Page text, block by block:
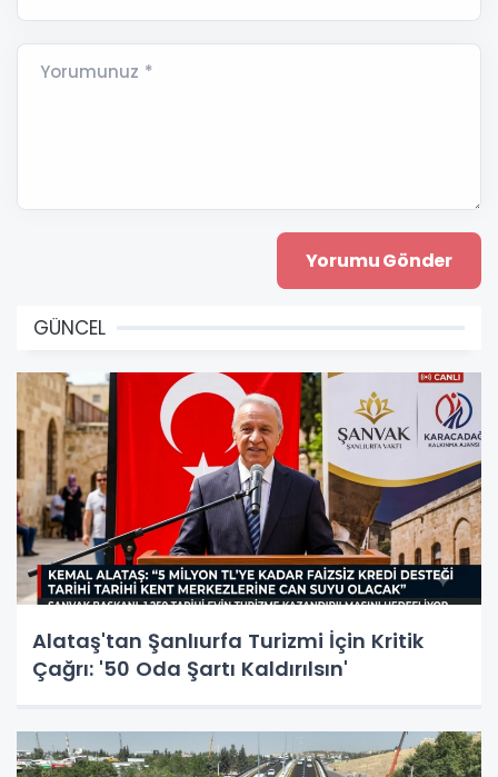
Yorumunuz *
GÜNCEL
Alataş'tan Şanlıurfa Turizmi İçin Kritik
Çağrı: '50 Oda Şartı Kaldırılsın'